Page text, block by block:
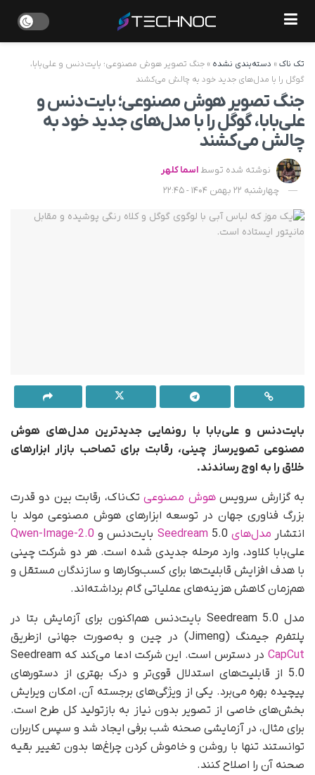
تک ناک» دسته‌بندی نشده » جنگ تصویر هوش مصنوعی؛ بایت‌دنس و علی‌بابا،
گوگل را با مدل‌های جدید خود به چالش می‌کشند
جنگ تصویر هوش مصنوعی؛ بایت‌دنس و
علی‌بابا، گوگل را با مدل‌های جدید خود به
چالش می‌کشند
نوشته شده توسط اسما کلهر
چهارشنبه 22 بهمن 1404 - 22:45
بایت‌دنس و علی‌بابا با رونمایی جدیدترین مدل‌های هوش
مصنوعی تصویرساز چینی، رقابت برای تصاحب بازار ابزارهای
خلاق را به اوج رساندند.
به گزارش سرویسهوش مصنوعی تک‌ناک، رقابت بین دو قدرت
بزرگ فناوری جهان در توسعه ابزارهای هوش مصنوعی مولد با
انتشار مدل‌های Seedream5.0 بایت‌دنس و
Qwen-Image-2.0
علی‌بابا کلاود، وارد مرحله جدیدی شده است. هر دو شرکت چینی
با هدف افزایش قابلیت‌ها برای کسب‌وکارها و سازندگان مستقل و
هم‌زمان کاهش هزینه‌های عملیاتی گام برداشته‌اند.
مدل Seedream 5.0 بایت‌دنس هم‌اکنون برای آزمایش بتا در
پلتفرم جیمنگ (Jimeng) در چین و به‌صورت جهانی ازطریق
CapCut
در دسترس است. این شرکت ادعا می‌کند که Seedream
5.0 از قابلیت‌های استدلال قوی‌تر و درک بهتری از دستورهای
پیچیده بهره می‌برد. یکی از ویژگی‌های برجسته آن، امکان ویرایش
بخش‌های خاصی از تصویر بدون نیاز به بازتولید کل طرح است.
برای مثال، در آزمایشی صحنه شب برفی ایجاد شد و سپس کاربران
توانستند تنها با روشن و خاموش کردن چراغ‌ها بدون تغییر بقیه
صحنه آن را اصلاح کنند.